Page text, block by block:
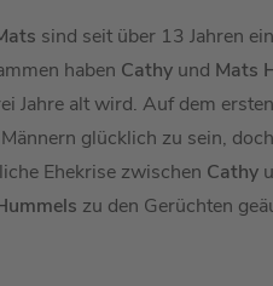
sind seit über 13 Jahren
haben Cathy und Mats
Jahre alt wird. Auf dem
glücklich zu sein,
Ehekrise zwischen Cathy
zu den Gerüchten